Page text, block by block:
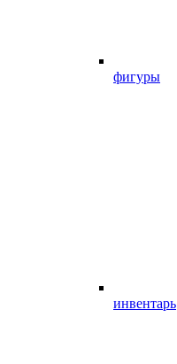
фигуры
инвентарь